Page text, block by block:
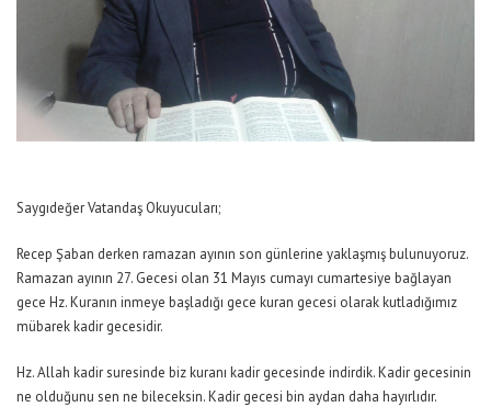
Saygıdeğer Vatandaş Okuyucuları;
Recep Şaban derken ramazan ayının son günlerine yaklaşmış bulunuyoruz.
Ramazan ayının 27. Gecesi olan 31 Mayıs cumayı cumartesiye bağlayan
gece Hz. Kuranın inmeye başladığı gece kuran gecesi olarak kutladığımız
mübarek kadir gecesidir.
Hz. Allah kadir suresinde biz kuranı kadir gecesinde indirdik. Kadir gecesinin
ne olduğunu sen ne bileceksin. Kadir gecesi bin aydan daha hayırlıdır.